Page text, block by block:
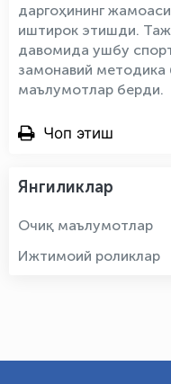
даргоҳининг
иштирок этишди.
давомида ушбу
замонавий методика
маълумотлар берди.
Чоп этиш
Янгиликлар
Очиқ маълумотлар
Ижтимоий роликлар